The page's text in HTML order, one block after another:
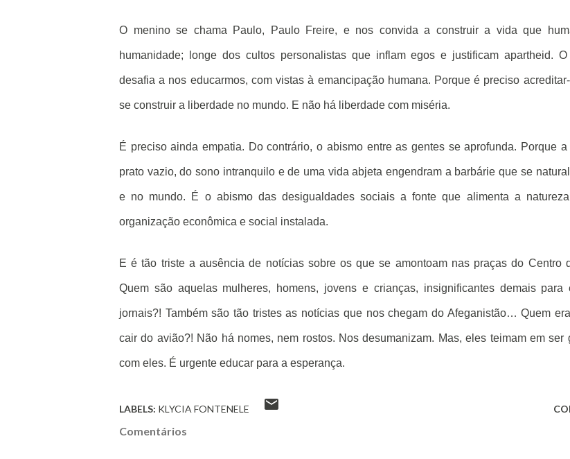
O menino se chama Paulo, Paulo Freire, e nos convida a construir a vida que
humanidade; longe dos cultos personalistas que inflam egos e justificam apartheid.
desafia a nos educarmos, com vistas à emancipação humana. Porque é preciso
se construir a liberdade no mundo. E não há liberdade com miséria.
É preciso ainda empatia. Do contrário, o abismo entre as gentes se aprofunda. Porque
prato vazio, do sono intranquilo e de uma vida abjeta engendram a barbárie que se
e no mundo. É o abismo das desigualdades sociais a fonte que alimenta a
organização econômica e social instalada.
E é tão triste a ausência de notícias sobre os que se amontoam nas praças do Centro
Quem são aquelas mulheres, homens, jovens e crianças, insignificantes demais para
jornais?! Também são tão tristes as notícias que nos chegam do Afeganistão… Quem
cair do avião?! Não há nomes, nem rostos. Nos desumanizam. Mas, eles teimam em ser
com eles. É urgente educar para a esperança.
LABELS: KLYCIA FONTENELE
Comentários